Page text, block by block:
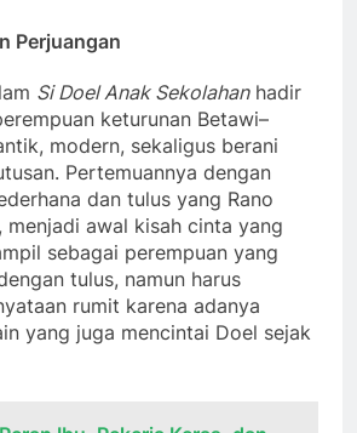
Perjuangan
Si Doel Anak Sekolahanhadir
keturunan Betawi–
modern, sekaligus berani
Pertemuannya dengan
dan tulus yang Rano
menjadi awal kisah cinta yang
sebagai perempuan yang
tulus, namun harus
rumit karena adanya
yang juga mencintai Doel sejak